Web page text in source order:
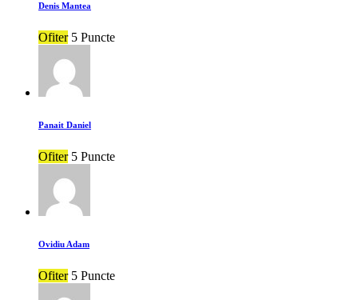
Denis Mantea
Ofiter 5 Puncte
Panait Daniel
Ofiter 5 Puncte
Ovidiu Adam
Ofiter 5 Puncte